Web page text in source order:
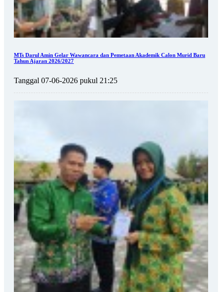
MTs Darul Amin Gelar Wawancara dan Pemetaan Akademik Calon Murid Baru
Tahun Ajaran 2026/2027
Tanggal 07-06-2026 pukul 21:25